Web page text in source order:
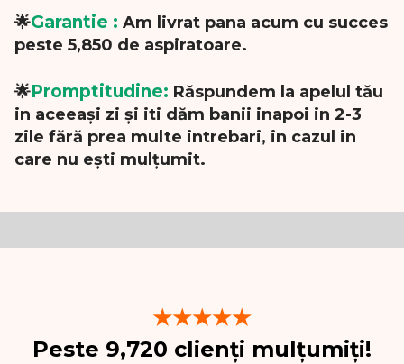
🌟Garantie : Am livrat pana acum cu succes
peste 5,850 de aspiratoare.
🌟Promptitudine: Răspundem la apelul tău
in aceeași zi și iti dăm banii inapoi in 2-3
zile fără prea multe intrebari, in cazul in
care nu ești mulțumit.
★★★★★
Peste 9,720 clienți mulțumiți!